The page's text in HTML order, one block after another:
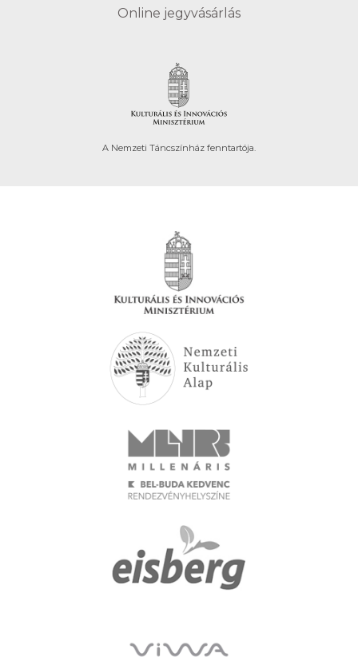
Online jegyvásárlás
A Nemzeti Táncszínház fenntartója.